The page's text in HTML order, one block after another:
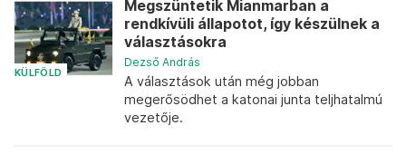
KÜLFÖLD
Megszüntetik Mianmarban a
rendkívüli állapotot, így készülnek a
választásokra
Dezső András
A választások után még jobban
megerősödhet a katonai junta teljhatalmú
vezetője.